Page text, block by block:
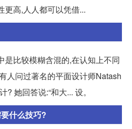
更高,人人都可以凭借...
是比较模糊含混的,在认知上不同
人问过著名的平面设计师Natash
她回答说:“和大... 设。
什么技巧?